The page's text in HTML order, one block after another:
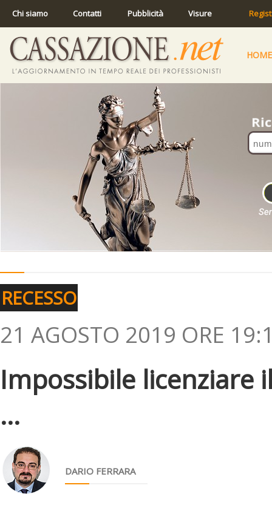
Chi siamo Contatti Pubblicità Visure
HOME
RECESSO
21 AGOSTO 2019 ORE
Impossibile licenziare
...
DARIO FERRARA